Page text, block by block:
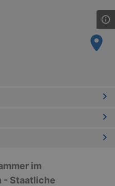
im
- Staatliche